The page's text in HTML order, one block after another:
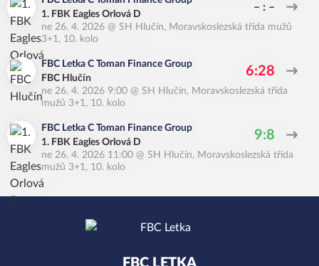
1. FBK Eagles Orlová D
– : –
ne 26. 4. 2026 @ SH Hlučín, Moravskoslezská třída mužů
3+1, 10. kolo
FBC Letka C Toman Finance Group
FBC Hlučín
6:28
ne 26. 4. 2026 9:00 @ SH Hlučín, Moravskoslezská třída
mužů 3+1, 10. kolo
FBC Letka C Toman Finance Group
1. FBK Eagles Orlová D
9:8
ne 26. 4. 2026 11:00 @ SH Hlučín, Moravskoslezská třída
mužů 3+1, 10. kolo
FBC LETKA